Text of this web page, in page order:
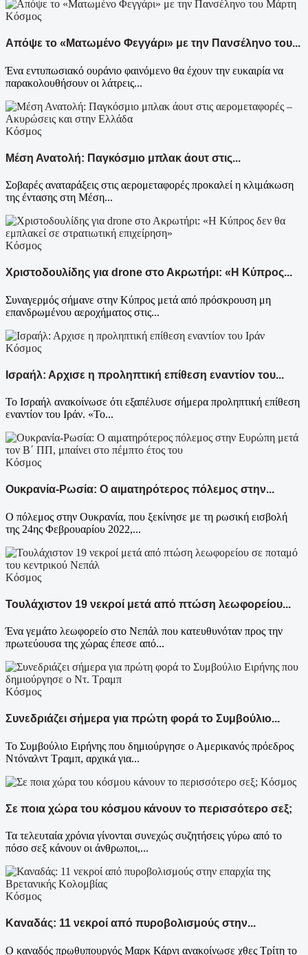
Κόσμος
Απόψε το «Ματωμένο Φεγγάρι» με την Πανσέληνο του...
Ένα εντυπωσιακό ουράνιο φαινόμενο θα έχουν την ευκαιρία να
παρακολουθήσουν οι λάτρεις...
Κόσμος
Μέση Ανατολή: Παγκόσμιο μπλακ άουτ στις...
Σοβαρές αναταράξεις στις αερομεταφορές προκαλεί η κλιμάκωση
της έντασης στη Μέση...
Κόσμος
Χριστοδουλίδης για drone στο Ακρωτήρι: «Η Κύπρος...
Συναγερμός σήμανε στην Κύπρος μετά από πρόσκρουση μη
επανδρωμένου αεροχήματος στις...
Κόσμος
Ισραήλ: Αρχισε η προληπτική επίθεση εναντίον του...
Το Ισραήλ ανακοίνωσε ότι εξαπέλυσε σήμερα προληπτική επίθεση
εναντίον του Ιράν. «Το...
Κόσμος
Ουκρανία-Ρωσία: Ο αιματηρότερος πόλεμος στην...
Ο πόλεμος στην Ουκρανία, που ξεκίνησε με τη ρωσική εισβολή
της 24ης Φεβρουαρίου 2022,...
Κόσμος
Τουλάχιστον 19 νεκροί μετά από πτώση λεωφορείου...
Ένα γεμάτο λεωφορείο στο Νεπάλ που κατευθυνόταν προς την
πρωτεύουσα της χώρας έπεσε από...
Κόσμος
Συνεδριάζει σήμερα για πρώτη φορά το Συμβούλιο...
Το Συμβούλιο Ειρήνης που δημιούργησε ο Αμερικανός πρόεδρος
Ντόναλντ Τραμπ, αρχικά για...
Κόσμος
Σε ποια χώρα του κόσμου κάνουν το περισσότερο σεξ;
Τα τελευταία χρόνια γίνoνται συνεχώς συζητήσεις γύρω από το
πόσο σεξ κάνουν οι άνθρωποι,...
Κόσμος
Καναδάς: 11 νεκροί από πυροβολισμούς στην...
Ο καναδός πρωθυπουργός Μαρκ Κάρνι ανακοίνωσε χθες Τρίτη το